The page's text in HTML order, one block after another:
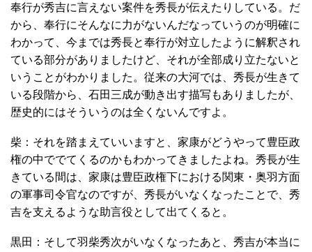
奉行が秀吉に言えない案件を秀長が伝えたりしている。だ
から、奉行にそんなに力がないんだなっていうのが明確に
わかって、今までは秀長と奉行が対立したように解釈され
ている部分がありましたけど、それが全部成り立たないと
いうことがわかりました。従来の大河では、秀長が生きて
いる段階から、石田三成が動き出す描写もありましたが、
歴史的にはそういうのは全くないんですよ。
柴：それを踏まえていいますと、家康がどうやって豊臣政
権の中ででてくるのかもわかってきましたよね。秀長が生
きている間は、家康は豊臣政権下における関東・奥羽方面
の軍事司令官なのですが、秀長がいなくなったことで、秀
吉を支えるような助言役として出てくると。
黒田：そして羽柴秀次がいなくなったあと、秀吉が本当に